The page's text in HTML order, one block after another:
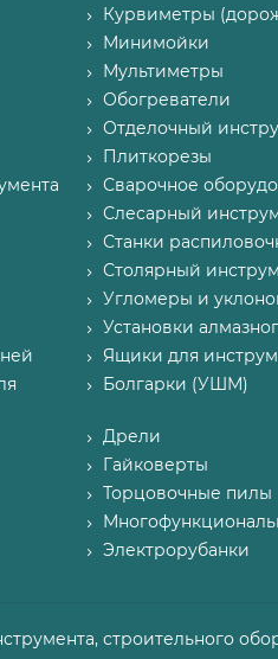
Курвиметры
Минимойки
Мультиметры
Обогреватели
Отделочный
Плиткорезы
Сварочное
Слесарный
Станки
Столярный
Угломеры и
Установки
Ящики для
Болгарки (УШМ)
Дрели
Гайковерты
Торцовочные пилы
Электрорубанки
строительного